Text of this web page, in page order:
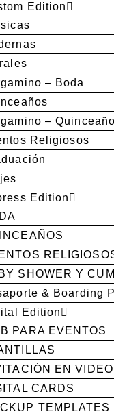
Edition
– Boda
–
Religiosos
Edition
SHOWER Y
& Boarding
Edition
PARA EVENTOS
EN VIDEO
CARDS
TEMPLATES